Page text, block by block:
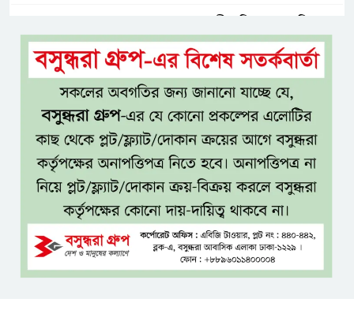
অধিকার নিশ্চিত করতে হাইকোর্টের
রুল
জামায়াতের প্রদর্শনীতে মুক্তিযুদ্ধ
আছে, নেই জামায়াত
জঙ্গল ছেড়ে লোকালয়ে বিষধর সাপ,
খাদ্যসংকট ও সংকুচিত আবাসস্থলই
কি কারণ?
এসএসসি ও সমমানের ফল
সোমবার, জানা যাবে ৩ উপায়ে